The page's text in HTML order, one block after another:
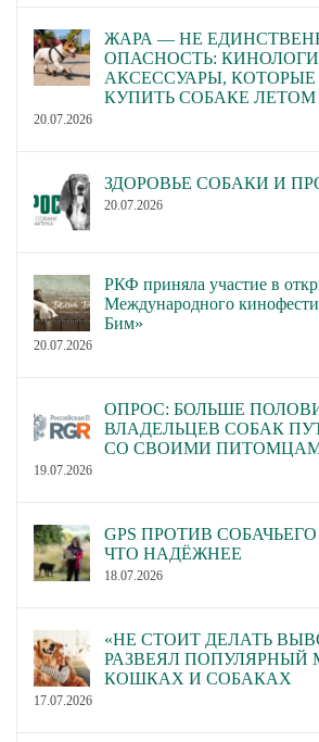
ЖАРА — НЕ
ОПАСНОСТЬ:
АКСЕССУАРЫ,
КУПИТЬ СОБАКЕ ЛЕТОМ
20.07.2026
ЗДОРОВЬЕ СОБАКИ И
20.07.2026
РКФ приняла участие в
Международного
Бим»
20.07.2026
ОПРОС: БОЛЬШЕ
ВЛАДЕЛЬЦЕВ СОБАК
СО СВОИМИ
19.07.2026
GPS ПРОТИВ
ЧТО НАДЁЖНЕЕ
18.07.2026
«НЕ СТОИТ ДЕЛАТЬ
РАЗВЕЯЛ ПОПУЛЯРНЫЙ
КОШКАХ И СОБАКАХ
17.07.2026